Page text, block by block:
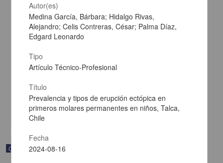
Carta de José María Maytorena a Francisco I. Madero en la que
informa se irá a la costa por prescripción médica
[sin fecha]
Correspondencia postal
Autor(es)
Medina García, Bárbara; Hidalgo Rivas,
Alejandro; Celis Contreras, César; Palma Díaz,
Edgard Leonardo
Tipo
Artículo Técnico-Profesional
Título
Prevalencia y tipos de erupción ectópica en
primeros molares permanentes en niños, Talca,
Chile
Fecha
2024-08-16